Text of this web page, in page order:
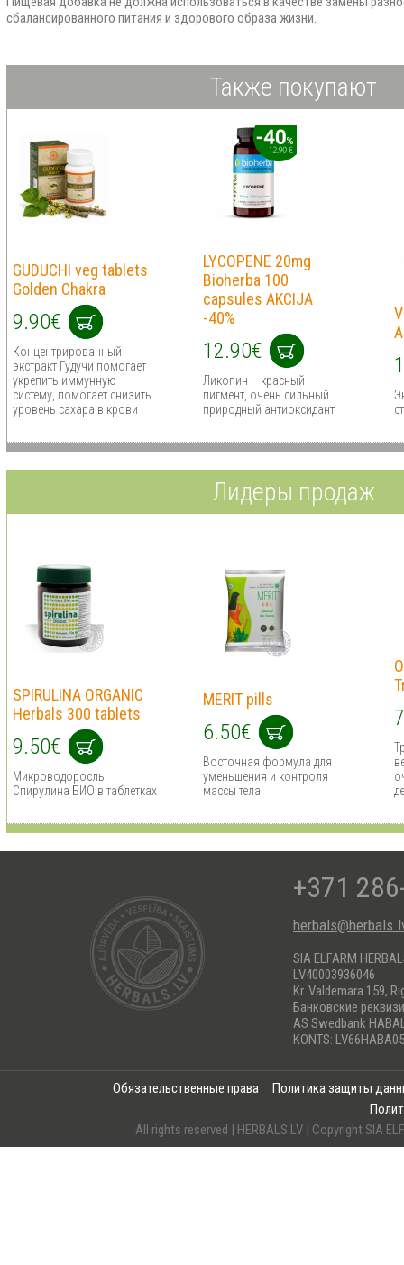
сбалансированного питания и здорового образа жизни.
Также покупают
GUDUCHI veg tablets
Golden Chakra
9.90€
Концентрированный
экстракт Гудучи помогает
укрепить иммунную
систему, помогает снизить
уровень сахара в крови
LYCOPENE 20mg
Bioherba 100
capsules AKCIJA
-40%
12.90€
Ликопин – красный
пигмент, очень сильный
природный антиоксидант
Лидеры продаж
SPIRULINA ORGANIC
Herbals 300 tablets
9.50€
Микроводоросль
Спирулина БИО в таблетках
MERIT pills
6.50€
Восточная формула для
уменьшения и контроля
массы тела
+371
SIA ELFARM
LV40003936046
Kr. Valdemara 159,
Банковские
AS Swedbank
KONTS:
Обязательственные права
Политика защиты
All rights reserved | HERBALS.LV | Copyright SIA